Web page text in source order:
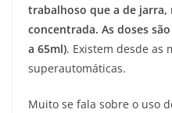
trabalhoso que a de jarra,
concentrada. As doses
a 65ml). Existem desde as
superautomáticas.
Muito se fala sobre o uso